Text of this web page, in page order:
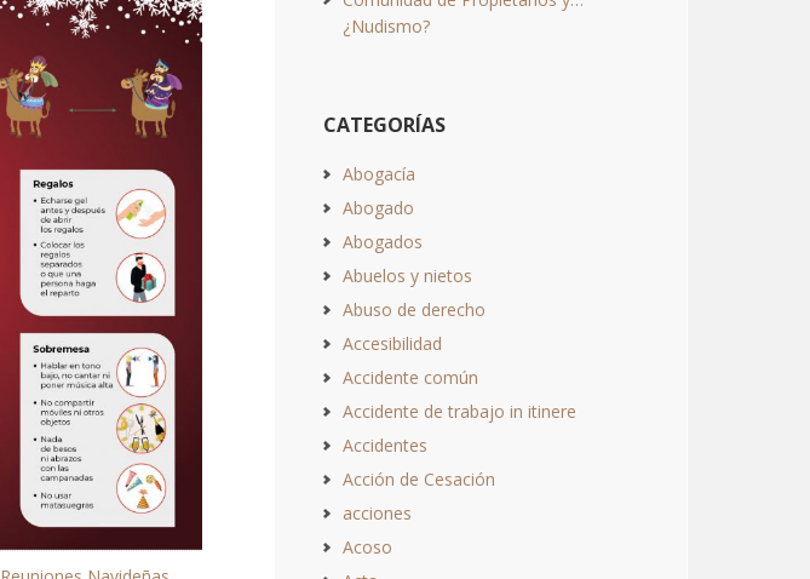
¿Nudismo?
CATEGORÍAS
Abogacía
Abogado
Abogados
Abuelos y nietos
Abuso de derecho
Accesibilidad
Accidente común
Accidente de trabajo in itinere
Accidentes
Acción de Cesación
acciones
Acoso